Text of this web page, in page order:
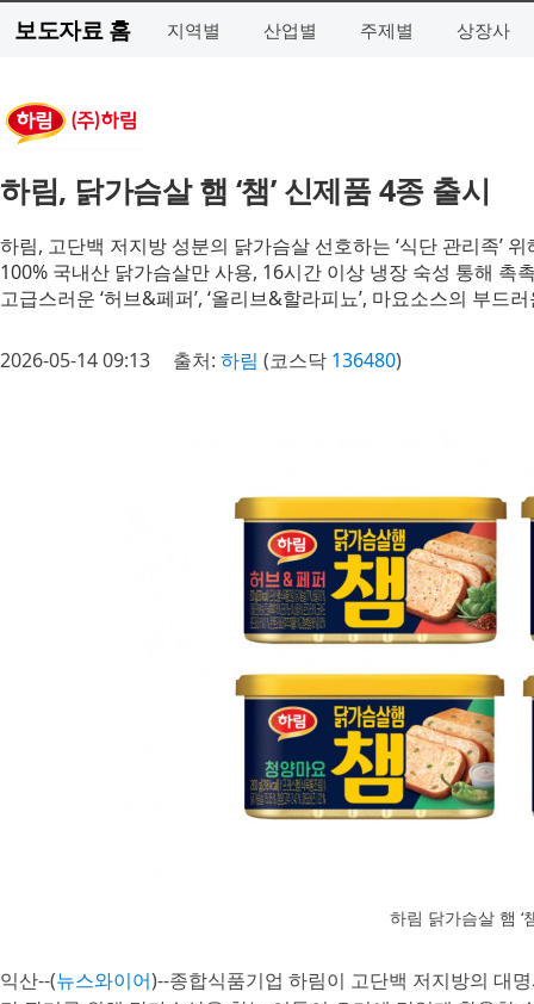
보도자료 홈 지역별 산업별 주제별 상장사
하림, 닭가슴살 햄 ‘챔’ 신제품 4종 출시
하림, 고단백 저지방 성분의 닭가슴살 선호하는 ‘식단 관리족’ 위
100% 국내산 닭가슴살만 사용, 16시간 이상 냉장 숙성 통해 촉
고급스러운 ‘허브&페퍼’, ‘올리브&할라피뇨’, 마요소스의 부드러
2026-05-14 09:13 출처: 하림 (코스닥 136480)
하림 닭가슴살 햄 ‘
익산--(뉴스와이어)--종합식품기업 하림이 고단백 저지방의 대